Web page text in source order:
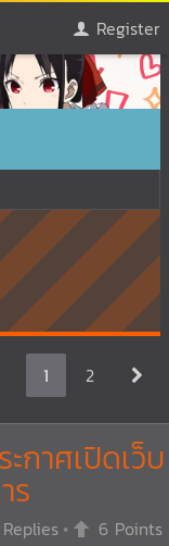
Register
1 2
กาศเปิดเว็บ
ร
6 Points